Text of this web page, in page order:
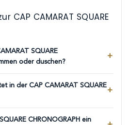
CAP CAMARAT SQUARE
SQUARE
oder duschen?
in der CAP CAMARAT SQUARE
CHRONOGRAPH ein